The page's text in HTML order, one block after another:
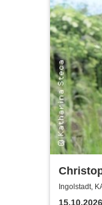
Ingolstadt,
15.10.2026